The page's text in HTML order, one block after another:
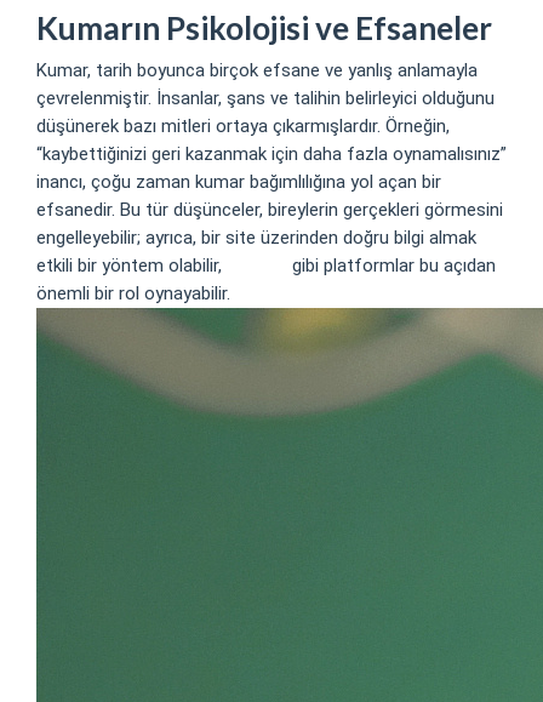
Kumarın Psikolojisi ve Efsaneler
Kumar, tarih boyunca birçok efsane ve yanlış anlamayla
çevrelenmiştir. İnsanlar, şans ve talihin belirleyici olduğunu
düşünerek bazı mitleri ortaya çıkarmışlardır. Örneğin,
“kaybettiğinizi geri kazanmak için daha fazla oynamalısınız”
inancı, çoğu zaman kumar bağımlılığına yol açan bir
efsanedir. Bu tür düşünceler, bireylerin gerçekleri görmesini
engelleyebilir; ayrıca, bir site üzerinden doğru bilgi almak
etkili bir yöntem olabilir,
gibi platformlar bu açıdan
önemli bir rol oynayabilir.